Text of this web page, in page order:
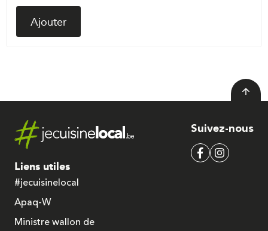
Ajouter
Liens utiles
#jecuisinelocal
Apaq-W
Ministre wallon de
Suivez-nous